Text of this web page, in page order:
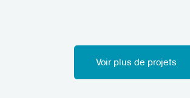
Voir plus de projets